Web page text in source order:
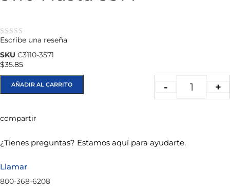
★★★★★
Escribe una reseña
SKU C3110-3571
$35.85
- +
AÑADIR AL CARRITO
compartir
¿Tienes preguntas? Estamos aquí para ayudarte.
Llamar
800-368-6208